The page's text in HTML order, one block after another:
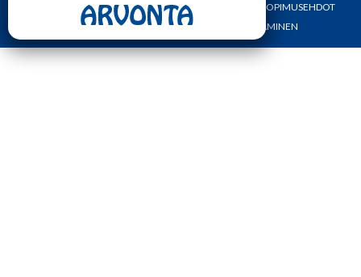
YHTEYSTIEDOT OMA TILI
TILAUS- JA SOPIMUSEHDOT
REKISTERI- JA TIETOSUOJASELOSTE
MAKSAMINEN